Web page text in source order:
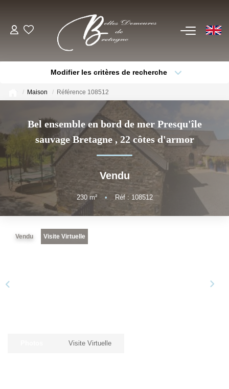
EN
Voir Tous Nos Biens
Châteaux & Manoirs
Propriétés Avec Étangs, Moulins
Bord De Mer
Propriétés Équestres, Rurales
Autres Demeures De Charme
ESTIMER
L'expertise
Modifier les critères de recherche
Budget max
Plus de critères Créer une alerte
Maison Référence 108512
Bel ensemble en bord de mer Presqu'île
sauvage Bretagne, 22 côtes d'armor
Vendu
230m² • Réf : 108512
Vendu Visite Virtuelle
Visite Virtuelle